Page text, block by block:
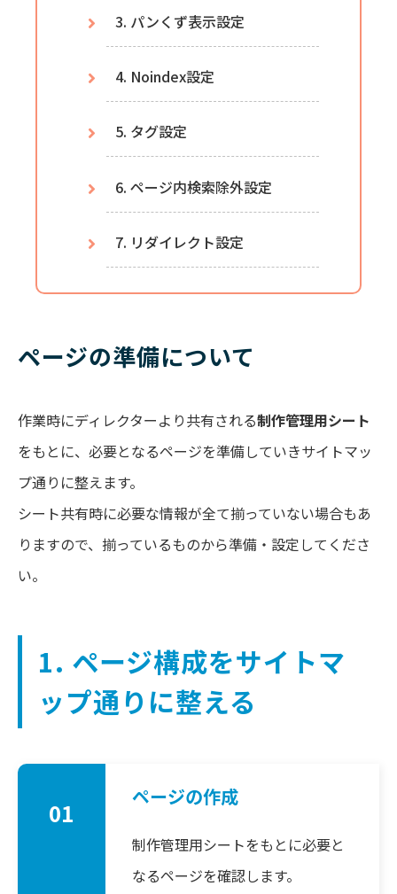
3. パンくず表示設定
4. Noindex設定
5. タグ設定
6. ページ内検索除外設定
7. リダイレクト設定
ページの準備について
作業時にディレクターより共有される制作管理用シート
をもとに、必要となるページを準備していきサイトマッ
プ通りに整えます。
シート共有時に必要な情報が全て揃っていない場合もあ
りますので、揃っているものから準備・設定してくださ
い。
1. ページ構成をサイトマ
ップ通りに整える
01
ページの作成
制作管理用シートをもとに必要と
なるページを確認します。